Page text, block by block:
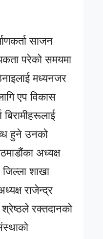
साजन
परेको समयमा
मध्यनजर
एप विकास
हुने उनको
अध्यक्ष
शाखा
राजेन्द्र
श्रेष्ठले रक्तदानको